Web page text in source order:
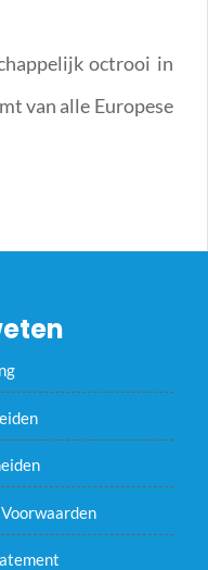
octrooi in
van alle Europese